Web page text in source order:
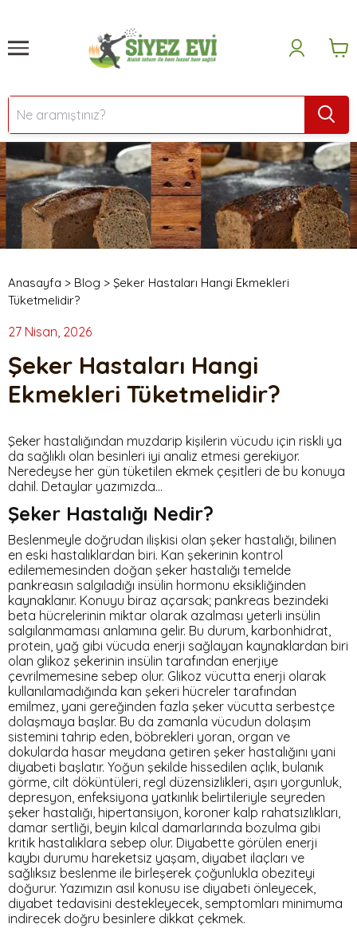
Anasayfa > Blog > Şeker Hastaları Hangi Ekmekleri
Tüketmelidir?
27 Nisan, 2026
Şeker Hastaları Hangi
Ekmekleri Tüketmelidir?
Şeker hastalığından muzdarip kişilerin vücudu için riskli ya
da sağlıklı olan besinleri iyi analiz etmesi gerekiyor.
Neredeyse her gün tüketilen ekmek çeşitleri de bu konuya
dahil. Detaylar yazımızda…
Şeker Hastalığı Nedir?
Beslenmeyle doğrudan ilişkisi olan şeker hastalığı, bilinen
en eski hastalıklardan biri. Kan şekerinin kontrol
edilememesinden doğan şeker hastalığı temelde
pankreasın salgıladığı insülin hormonu eksikliğinden
kaynaklanır. Konuyu biraz açarsak; pankreas bezindeki
beta hücrelerinin miktar olarak azalması yeterli insülin
salgılanmaması anlamına gelir. Bu durum, karbonhidrat,
protein, yağ gibi vücuda enerji sağlayan kaynaklardan biri
olan glikoz şekerinin insülin tarafından enerjiye
çevrilmemesine sebep olur. Glikoz vücutta enerji olarak
kullanılamadığında kan şekeri hücreler tarafından
emilmez, yani gereğinden fazla şeker vücutta serbestçe
dolaşmaya başlar. Bu da zamanla vücudun dolaşım
sistemini tahrip eden, böbrekleri yoran, organ ve
dokularda hasar meydana getiren şeker hastalığını yani
diyabeti başlatır. Yoğun şekilde hissedilen açlık, bulanık
görme, cilt döküntüleri, regl düzensizlikleri, aşırı yorgunluk,
depresyon, enfeksiyona yatkınlık belirtileriyle seyreden
şeker hastalığı, hipertansiyon, koroner kalp rahatsızlıkları,
damar sertliği, beyin kılcal damarlarında bozulma gibi
kritik hastalıklara sebep olur. Diyabette görülen enerji
kaybı durumu hareketsiz yaşam, diyabet ilaçları ve
sağlıksız beslenme ile birleşerek çoğunlukla obeziteyi
doğurur. Yazımızın asıl konusu ise diyabeti önleyecek,
diyabet tedavisini destekleyecek, semptomları minimuma
indirecek doğru besinlere dikkat çekmek.